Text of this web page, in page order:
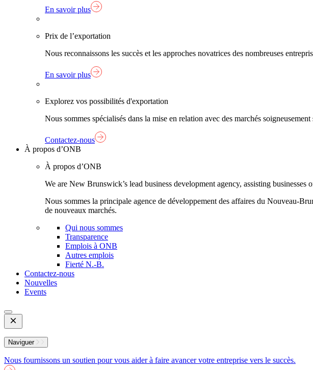
En savoir plus
Prix de l’exportation
Nous reconnaissons les succès et les approches novatrices des nombreuses
En savoir plus
Explorez vos possibilités d'exportation
Nous sommes spécialisés dans la mise en relation avec des marchés
Contactez-nous
À propos d’ONB
À propos d’ONB
We are New Brunswick’s lead business development agency, assisting
Nous sommes la principale agence de développement des affaires du Nouveau-
de nouveaux marchés.
Qui nous sommes
Transparence
Emplois à ONB
Autres emplois
Fierté N.-B.
Contactez-nous
Nouvelles
Events
Open
Mobile
Menu
Naviguer
Nous fournissons un soutien pour vous aider à faire avancer votre entreprise vers le succès.